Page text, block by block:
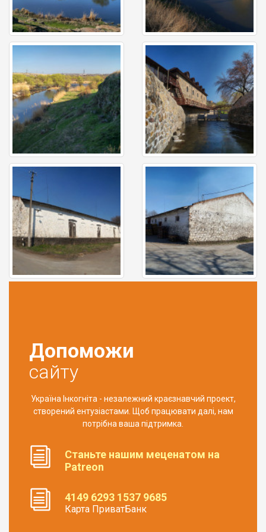
Допоможи
сайту
Україна Інкогніта - незалежний краєзнавчий проект,
створений ентузіастами. Щоб працювати далі, нам
потрібна ваша підтримка.
Станьте нашим меценатом на
Patreon
4149 6293 1537 9685
Карта ПриватБанк